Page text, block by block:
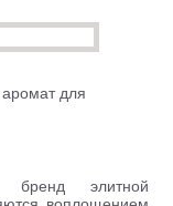
для
элитной